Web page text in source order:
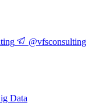
@vfsconsulting
Data